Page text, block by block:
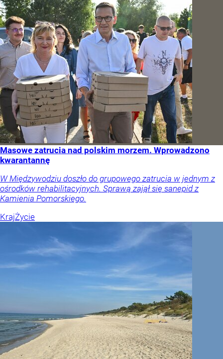
Masowe zatrucia nad polskim morzem. Wprowadzono
kwarantannę
W Międzywodziu doszło do grupowego zatrucia w jednym z
ośrodków rehabilitacyjnych. Sprawą zajął się sanepid z
Kamienia Pomorskiego.
KrajŻycie